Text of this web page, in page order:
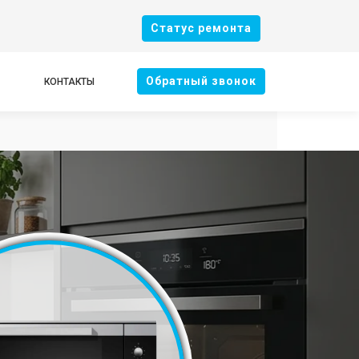
Cтатус ремонта
КОНТАКТЫ Oбратный звонок